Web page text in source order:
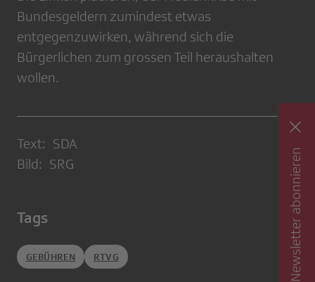
Bundesgeldern zumindest etwas
entgegenzuwirken, während sich die
Bürgerlichen zum grossen Teil heraushalten
wollen.
Text: SDA
Bild: SRG
Tags
GEBÜHREN RTVG Newsletter abonnieren